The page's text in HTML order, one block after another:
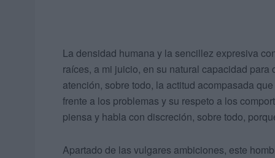
La densidad humana y la sencillez expresiva
raíces, a mi juicio, en su natural capacidad
atención, sobre todo, la actitud acompasada
frente a los problemas y su respeto a los
piensa y habla con discreción, sobre todo,
Apartado de las vulgares ambiciones, este